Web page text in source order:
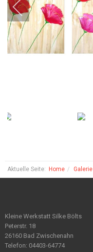
Aktuelle Seite: Home Galerie
Kleine Werkstatt Silke Bölts
Peterstr. 18
26160 Bad Zwischenahn
Telefon: 04403-64774